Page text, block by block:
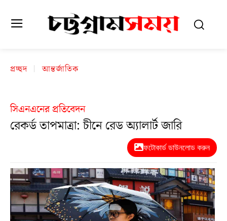
প্রচ্ছদ আন্তর্জাতিক
সিএনএনের প্রতিবেদন
রেকর্ড তাপমাত্রা: চীনে রেড অ্যালার্ট জারি
ফটোকার্ড ডাউনলোড করুন